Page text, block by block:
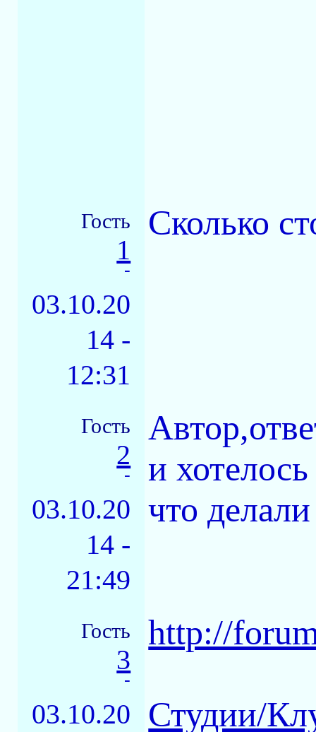
Гость
1
-
03.10.20
14 -
12:31
Сколько
Гость
2
-
03.10.20
14 -
21:49
и
что
Гость
3
-
03.10.20
http://
Студии/